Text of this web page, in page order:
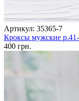
Артикул: 35365-7
Кроксы мужские
400 грн.